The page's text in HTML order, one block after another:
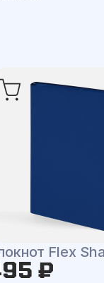
Flex
₽